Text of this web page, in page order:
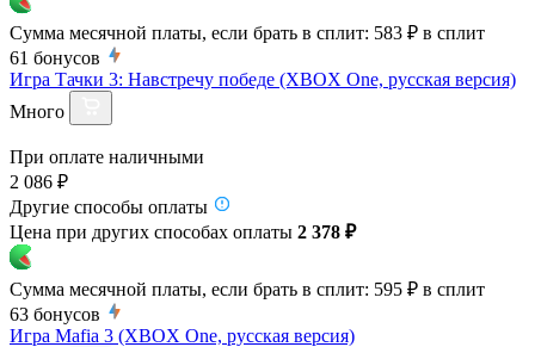
Сумма месячной платы, если брать в сплит: 583 ₽ в сплит
61 бонусов
Игра Тачки 3: Навстречу победе (XBOX One, русская версия)
Много
При оплате наличными
2 086 ₽
Другие способы оплаты
Цена при других способах оплаты 2 378 ₽
Сумма месячной платы, если брать в сплит: 595 ₽ в сплит
63 бонусов
Игра Mafia 3 (XBOX One, русская версия)